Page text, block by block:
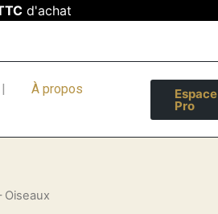
d'achat
| À propos Espace
Pro